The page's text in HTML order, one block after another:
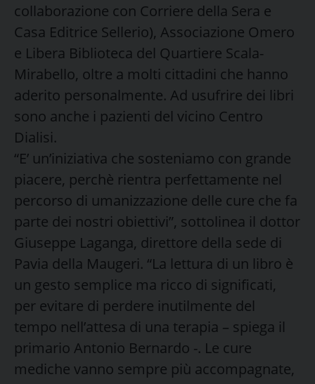
collaborazione con Corriere della Sera e
Casa Editrice Sellerio), Associazione Omero
e Libera Biblioteca del Quartiere Scala-
Mirabello, oltre a molti cittadini che hanno
aderito personalmente. Ad usufrire dei libri
sono anche i pazienti del vicino Centro
Dialisi.
“E’ un’iniziativa che sosteniamo con grande
piacere, perchè rientra perfettamente nel
percorso di umanizzazione delle cure che fa
parte dei nostri obiettivi”, sottolinea il dottor
Giuseppe Laganga, direttore della sede di
Pavia della Maugeri. “La lettura di un libro è
un gesto semplice ma ricco di significati,
per evitare di perdere inutilmente del
tempo nell’attesa di una terapia – spiega il
primario Antonio Bernardo -. Le cure
mediche vanno sempre più accompagnate,